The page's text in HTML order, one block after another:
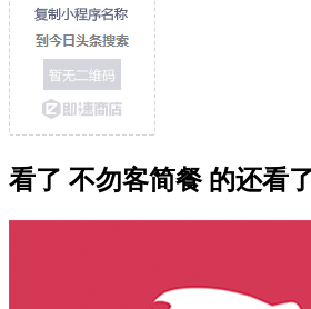
看了 不勿客简餐 的还看